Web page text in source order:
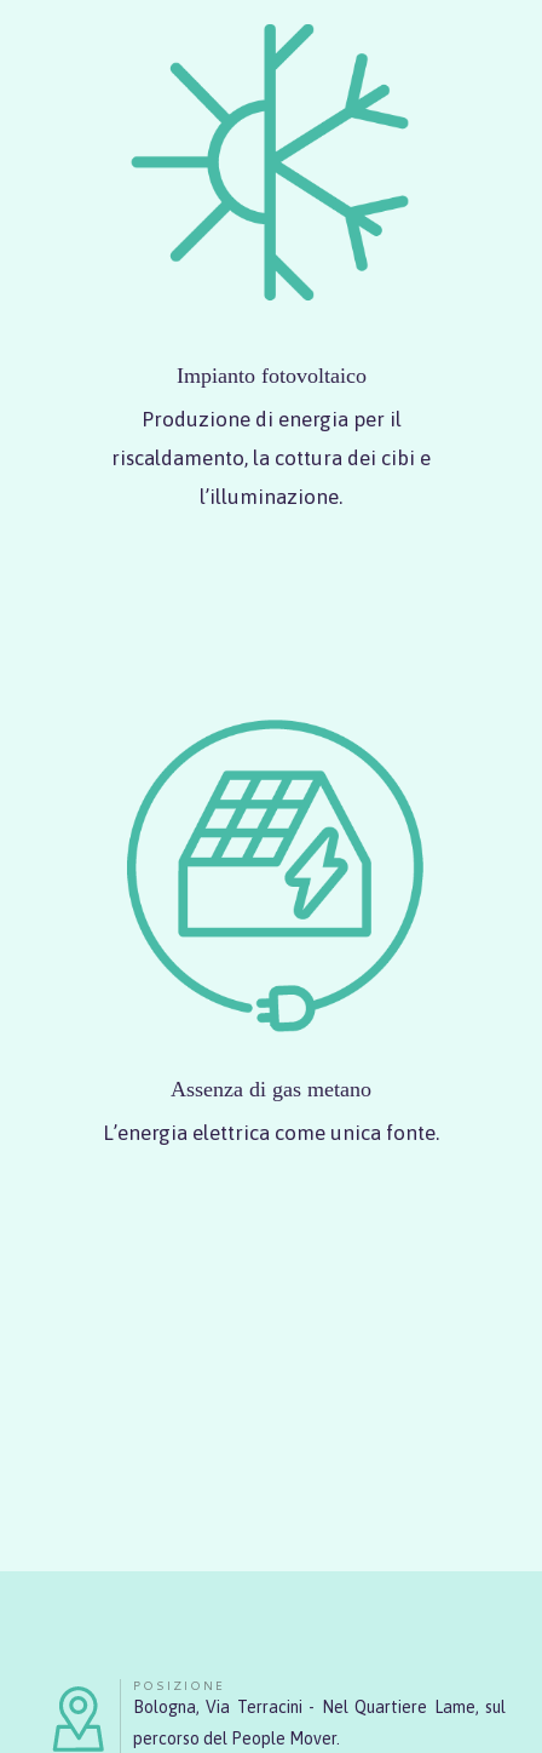
Impianto fotovoltaico
Produzione di energia per il
riscaldamento, la cottura dei cibi e
l’illuminazione.
Assenza di gas metano
L’energia elettrica come unica fonte.
POSIZIONE
Bologna, Via Terracini - Nel Quartiere Lame, sul
percorso del People Mover.